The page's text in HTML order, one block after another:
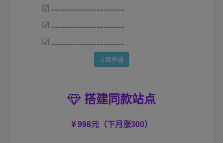
☑ =====================
☑ =====================
☑ =====================
立即开通
搭建同款站点
998元（下月涨300）